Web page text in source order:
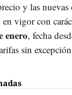
y las
vigor con
enero, fecha
sin